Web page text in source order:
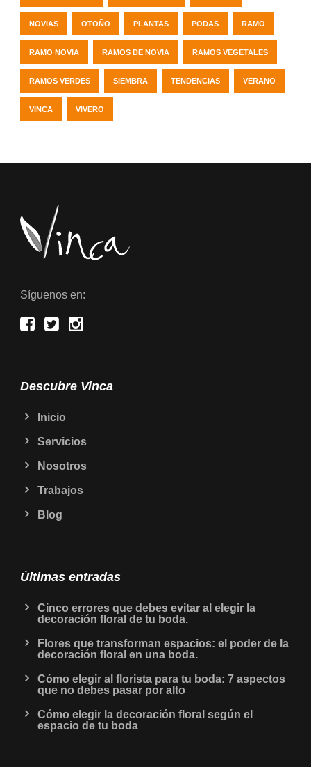
NOVIAS OTOÑO PLANTAS PODAS RAMO
RAMO NOVIA RAMOS DE NOVIA RAMOS VEGETALES
RAMOS VERDES SIEMBRA TENDENCIAS VERANO
VINCA VIVERO
Síguenos en:
Descubre Vinca
Inicio
Servicios
Nosotros
Trabajos
Blog
Últimas entradas
Cinco errores que debes evitar al elegir la
decoración floral de tu boda.
Flores que transforman espacios: el poder de la
decoración floral en una boda.
Cómo elegir al florista para tu boda: 7 aspectos
que no debes pasar por alto
Cómo elegir la decoración floral según el
espacio de tu boda